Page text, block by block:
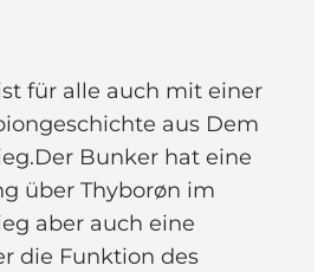
für alle auch mit einer
aus Dem
Bunker hat eine
über Thyborøn im
aber auch eine
die Funktion des